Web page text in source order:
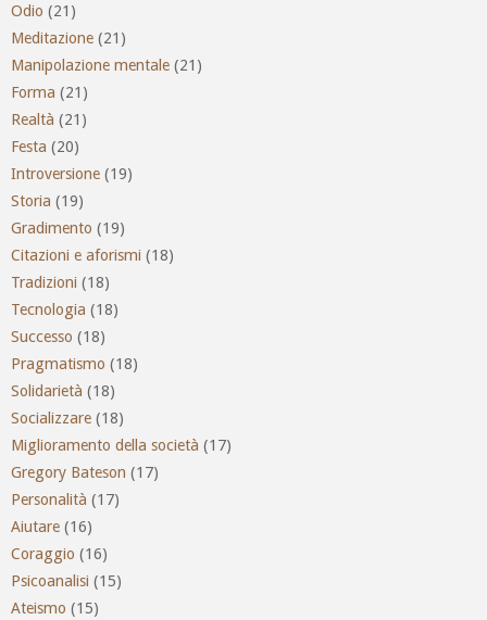
Odio (21)
Meditazione (21)
Manipolazione mentale (21)
Forma (21)
Realtà (21)
Festa (20)
Introversione (19)
Storia (19)
Gradimento (19)
Citazioni e aforismi (18)
Tradizioni (18)
Tecnologia (18)
Successo (18)
Pragmatismo (18)
Solidarietà (18)
Socializzare (18)
Miglioramento della società (17)
Gregory Bateson (17)
Personalità (17)
Aiutare (16)
Coraggio (16)
Psicoanalisi (15)
Ateismo (15)